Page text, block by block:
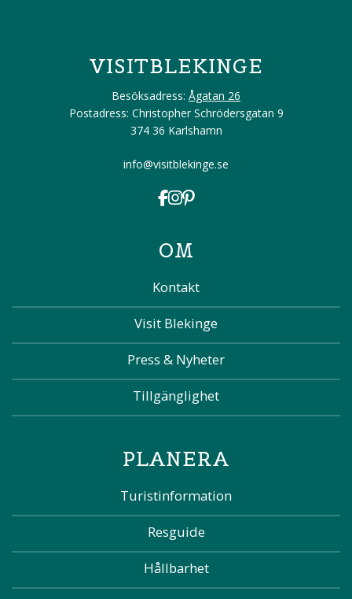
VISITBLEKINGE
Besöksadress: Ågatan 26
Postadress: Christopher Schrödersgatan 9
374 36 Karlshamn
info@visitblekinge.se
OM
Kontakt
Visit Blekinge
Press & Nyheter
Tillgänglighet
PLANERA
Turistinformation
Resguide
Hållbarhet